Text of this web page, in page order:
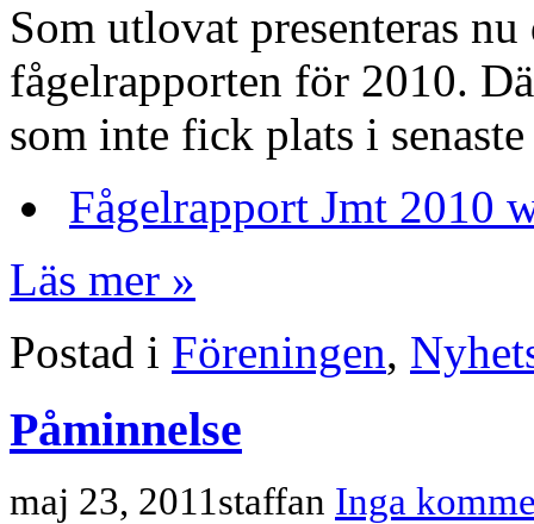
Som utlovat presenteras
fågelrapporten för 2010.
som inte fick plats i
Fågelrapport Jmt 2010
Läs mer »
Postad i Föreningen,
Påminnelse
maj 23, 2011staffan Inga